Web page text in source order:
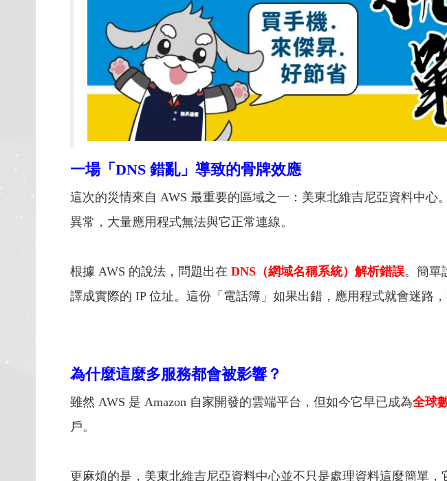
一場「DNS 錯亂」導致的骨牌效應
這次的災情來自 AWS 最重要的區域之一：美東北維吉尼亞資料中
異常，大量應用程式無法與它正常連線。
根據 AWS 的說法，問題出在 DNS（網域名稱系統）解析錯誤。簡單
譯成實際的 IP 位址。這份「電話簿」如果出錯，應用程式就會迷路
為什麼這麼多服務都會被影響？
雖然 AWS 是 Amazon 自家開發的雲端平台，但如今它早已成為全球
戶。
更麻煩的是，美東北維吉尼亞資料中心並不只是處理資料這麼簡單